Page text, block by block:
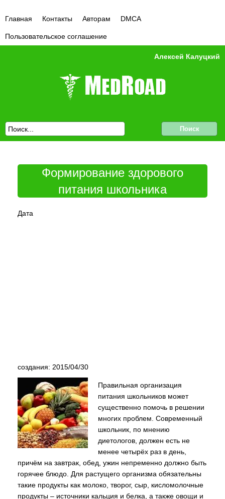
Главная Контакты Авторам DMCA
Пользовательское соглашение
Алексей Калуцкий
Формирование здорового
питания школьника
Дата
создания: 2015/04/30
Правильная организация
питания школьников может
существенно помочь в решении
многих проблем. Современный
школьник, по мнению
диетологов, должен есть не
менее четырёх раз в день,
причём на завтрак, обед, ужин непременно должно быть
горячее блюдо. Для растущего организма обязательны
такие продукты как молоко, творог, сыр, кисломолочные
продукты – источники кальция и белка, а также овощи и